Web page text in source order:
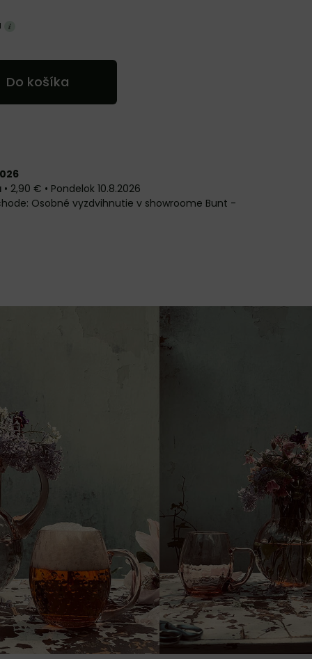
Do košíka
• 2,90 € • Pondelok 10.8.2026
Osobné vyzdvihnutie v showroome Bunt -